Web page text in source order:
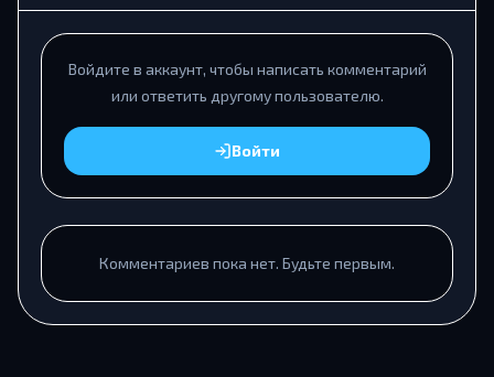
Войдите в аккаунт, чтобы написать комментарий
или ответить другому пользователю.
Войти
Комментариев пока нет. Будьте первым.